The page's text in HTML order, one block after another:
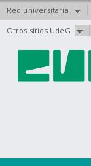
Red universitaria
Otros sitios UdeG